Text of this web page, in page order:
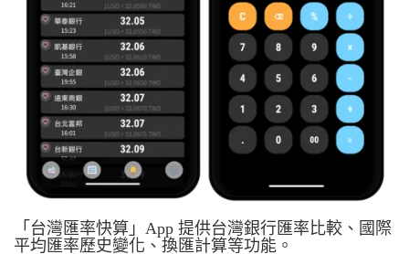
「台灣匯率快算」App 提供台灣銀行匯率比較、國際
平均匯率歷史變化、換匯計算等功能。